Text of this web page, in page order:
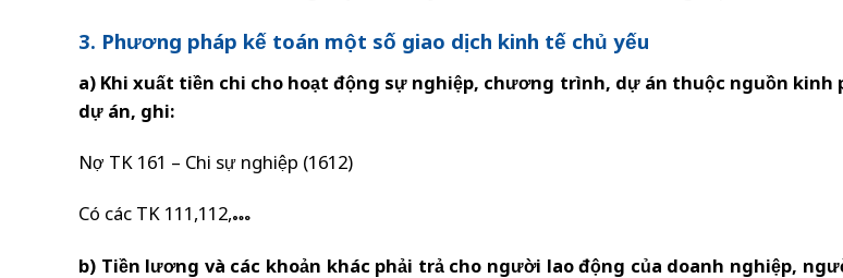
3. Phương pháp kế toán một số giao dịch kinh tế chủ yếu
a) Khi xuất tiền chi cho hoạt động sự nghiệp, chương trình, dự án thuộc nguồn
dự án, ghi:
Nợ TK 161 – Chi sự nghiệp (1612)
Có các TK 111,112,…
b) Tiền lương và các khoản khác phải trả cho người lao động của doanh nghiệp,